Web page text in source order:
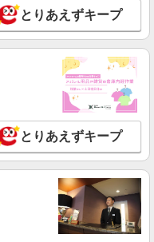
とりあえずキープ
とりあえずキープ